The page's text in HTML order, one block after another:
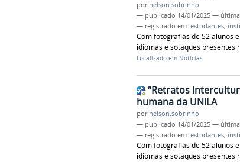
por nelson.sobrinho
— publicado 14/01/2025 —
— registrado em: estudantes,
Com fotografias de 52 alunos
idiomas e sotaques presentes
Localizado em Notícias
“Retratos
humana da UNILA
por nelson.sobrinho
— publicado 14/01/2025 —
— registrado em: estudantes,
Com fotografias de 52 alunos
idiomas e sotaques presentes